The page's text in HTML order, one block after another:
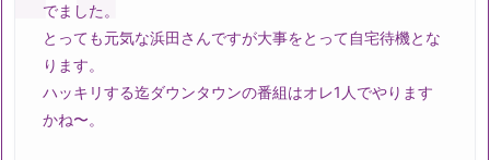
でました。
とっても元気な浜田さんですが大事をとって自宅待機とな
ります。
ハッキリする迄ダウンタウンの番組はオレ1人でやります
かね〜。